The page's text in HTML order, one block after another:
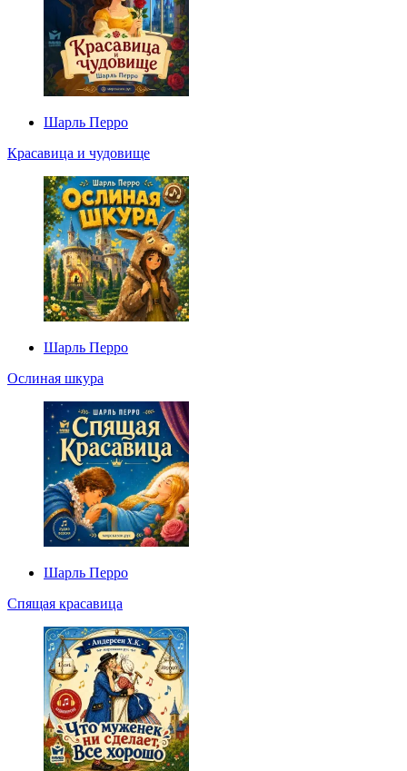
Шарль Перро
Красавица и чудовище
Шарль Перро
Ослиная шкура
Шарль Перро
Спящая красавица